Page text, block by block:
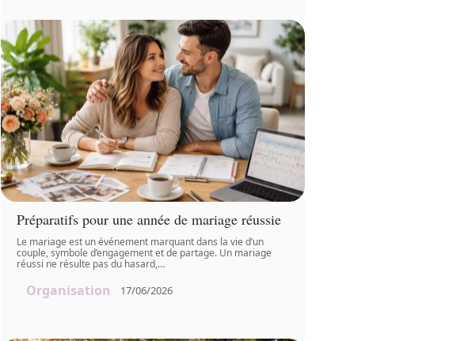
Préparatifs pour une année de mariage réussie
Le mariage est un événement marquant dans la vie d’un
couple, symbole d’engagement et de partage. Un mariage
réussi ne résulte pas du hasard,…
Organisation 17/06/2026